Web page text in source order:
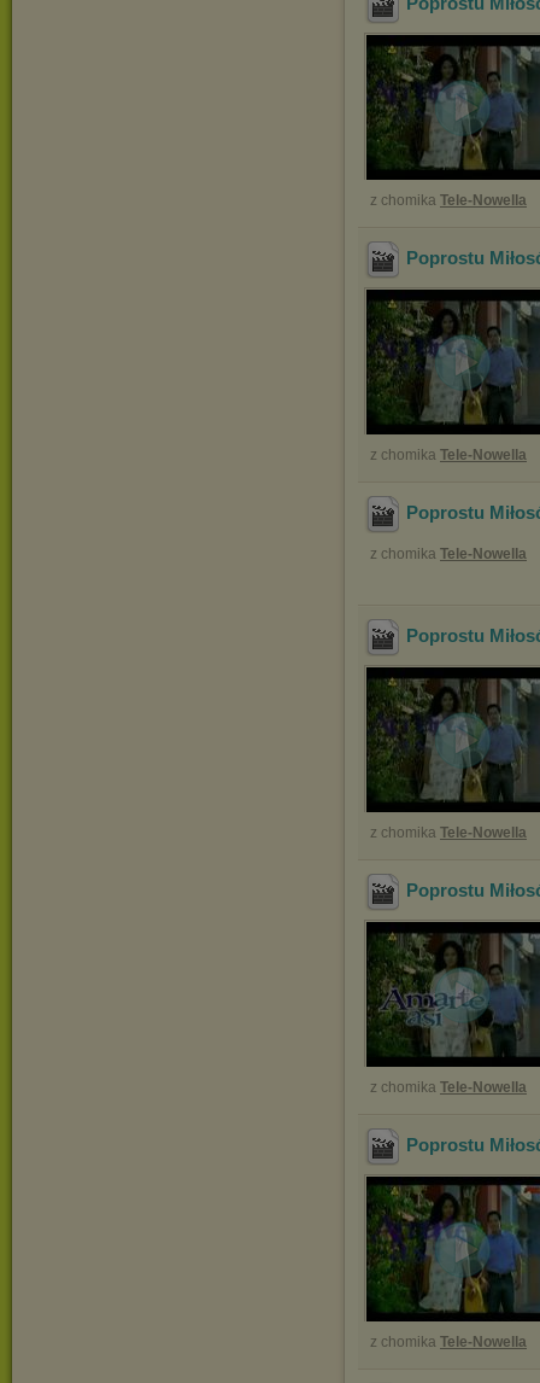
z chomika Tele-Nowella
Poprostu
z chomika Tele-Nowella
Poprostu
z chomika Tele-Nowella
Poprostu
z chomika Tele-Nowella
Poprostu
z chomika Tele-Nowella
Poprostu
z chomika Tele-Nowella